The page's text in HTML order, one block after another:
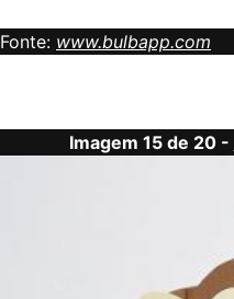
Fonte: www.bulbapp.com
Imagem 15 de 20 -